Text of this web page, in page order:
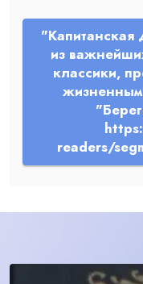
из
классики,
readers/